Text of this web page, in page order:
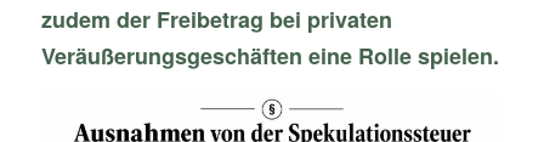
zudem der Freibetrag bei privaten
Veräußerungsgeschäften eine Rolle spielen.